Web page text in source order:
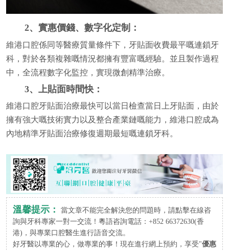
2、實惠價錢、數字化定制：
維港口腔係同等醫療質量條件下，牙貼面收費最平嘅連鎖牙
科，對於各類複雜嘅情況都擁有豐富嘅經驗。並且製作過程
中，全流程數字化監控，實現微創精準治療。
3、上貼面時間快：
維港口腔牙貼面治療最快可以當日檢查當日上牙貼面，由於
擁有強大嘅技術實力以及整合產業鏈嘅能力，維港口腔成為
內地精準牙貼面治療修復週期最短嘅連鎖牙科。
溫馨提示：
當文章不能完全解決您的問題時，請點擊在線咨
詢與牙科專家一對一交流！粵語咨詢電話：+852 66372630(香
港)，與專業口腔醫生進行語音交流。
好牙醫以專業的心，做專業的事！現在進行網上預約，享受"優惠